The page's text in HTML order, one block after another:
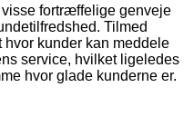
fortræffelige genveje
Tilmed
hvor kunder kan meddele
service, hvilket ligeledes
hvor glade kunderne er.